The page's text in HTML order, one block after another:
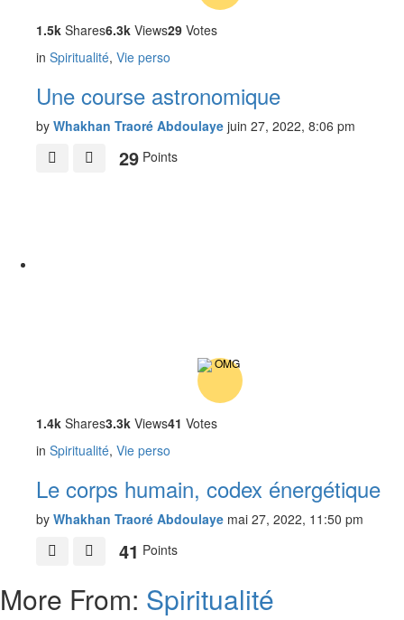
1.5k Shares6.3k Views29 Votes
in Spiritualité, Vie perso
Une course astronomique
by Whakhan Traoré Abdoulaye juin 27, 2022, 8:06 pm
29 Points
1.4k Shares3.3k Views41 Votes
in Spiritualité, Vie perso
Le corps humain, codex énergétique
by Whakhan Traoré Abdoulaye mai 27, 2022, 11:50 pm
41 Points
More From: Spiritualité